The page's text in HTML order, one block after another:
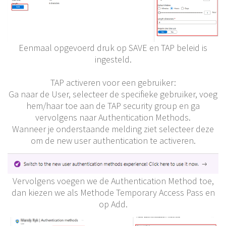
Eenmaal opgevoerd druk op SAVE en TAP beleid is
ingesteld.
TAP activeren voor een gebruiker:
Ga naar de User, selecteer de specifieke gebruiker, voeg
hem/haar toe aan de TAP security group en ga
vervolgens naar Authentication Methods.
Wanneer je onderstaande melding ziet selecteer deze
om de new user authentication te activeren.
Vervolgens voegen we de Authentication Method toe,
dan kiezen we als Methode Temporary Access Pass en
op Add.